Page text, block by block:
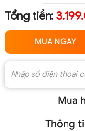
Tổng tiền:
MUA NGAY
Mua
Thông